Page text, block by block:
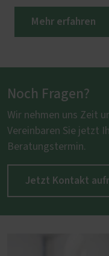
Mehr erfahren
Noch Fragen?
Wir nehmen uns Zeit
Vereinbaren Sie jetzt
Beratungstermin.
Jetzt Kontakt